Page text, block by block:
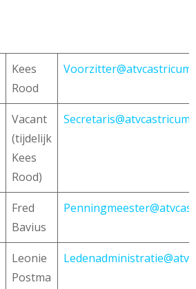
Kees
Rood
Vacant
(tijdelijk
Kees
Rood)
Fred
Bavius
Leonie
Postma